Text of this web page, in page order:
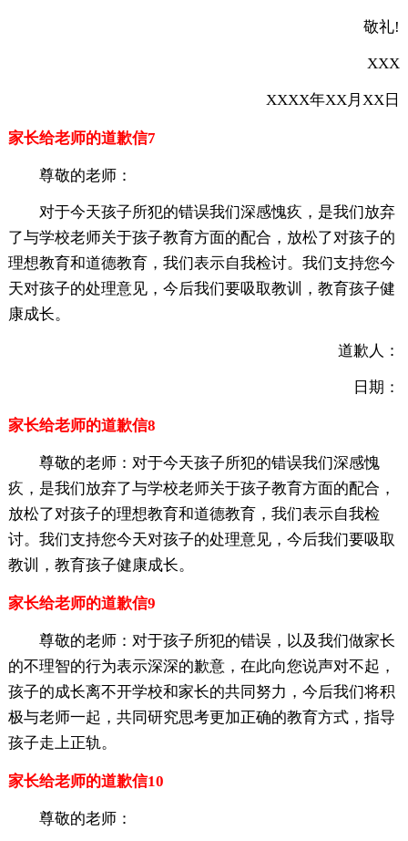
敬礼!
XXX
XXXX年XX月XX日
家长给老师的道歉信7
尊敬的老师：
对于今天孩子所犯的错误我们深感愧疚，是我们放弃
了与学校老师关于孩子教育方面的配合，放松了对孩子的
理想教育和道德教育，我们表示自我检讨。我们支持您今
天对孩子的处理意见，今后我们要吸取教训，教育孩子健
康成长。
道歉人：
日期：
家长给老师的道歉信8
尊敬的老师：对于今天孩子所犯的错误我们深感愧
疚，是我们放弃了与学校老师关于孩子教育方面的配合，
放松了对孩子的理想教育和道德教育，我们表示自我检
讨。我们支持您今天对孩子的处理意见，今后我们要吸取
教训，教育孩子健康成长。
家长给老师的道歉信9
尊敬的老师：对于孩子所犯的错误，以及我们做家长
的不理智的行为表示深深的歉意，在此向您说声对不起，
孩子的成长离不开学校和家长的共同努力，今后我们将积
极与老师一起，共同研究思考更加正确的教育方式，指导
孩子走上正轨。
家长给老师的道歉信10
尊敬的老师：